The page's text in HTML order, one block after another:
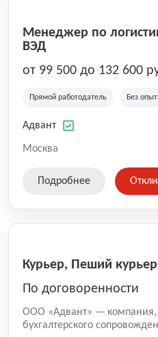
Менеджер по
ВЭД
от 99 500 до 132 600
Прямой работодатель Без
Адвант
Москва
Подробнее
Курьер, Пеший курьер
По договоренности
ООО «Адвант» — компания,
бухгалтерского